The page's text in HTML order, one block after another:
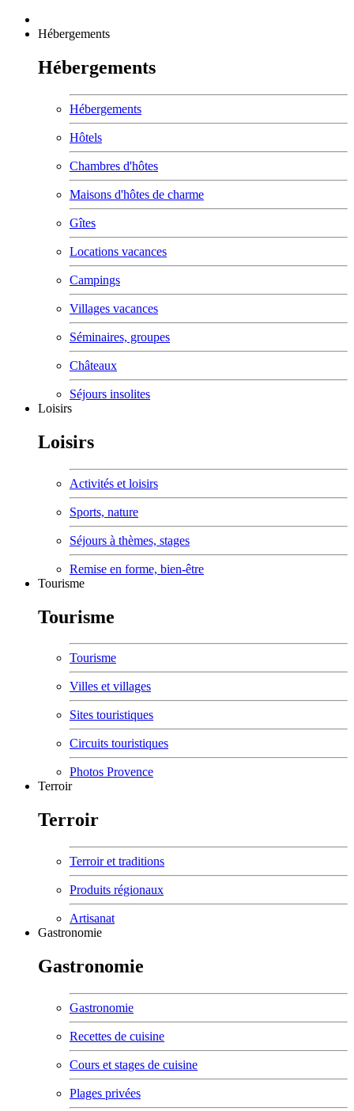
Hébergements
Hébergements
Hébergements
Hôtels
Chambres d'hôtes
Maisons d'hôtes de charme
Gîtes
Locations vacances
Campings
Villages vacances
Séminaires, groupes
Châteaux
Séjours insolites
Loisirs
Loisirs
Activités et loisirs
Sports, nature
Séjours à thèmes, stages
Remise en forme, bien-être
Tourisme
Tourisme
Tourisme
Villes et villages
Sites touristiques
Circuits touristiques
Photos Provence
Terroir
Terroir
Terroir et traditions
Produits régionaux
Artisanat
Gastronomie
Gastronomie
Gastronomie
Recettes de cuisine
Cours et stages de cuisine
Plages privées